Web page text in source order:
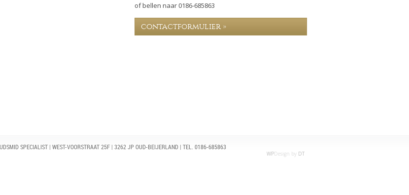
of bellen naar 0186-685863
contactformulier »
SPECIALIST | WEST-VOORSTRAAT 25F | 3262 JP OUD-BEIJERLAND | TEL. 0186-685863
WPDesign by DT